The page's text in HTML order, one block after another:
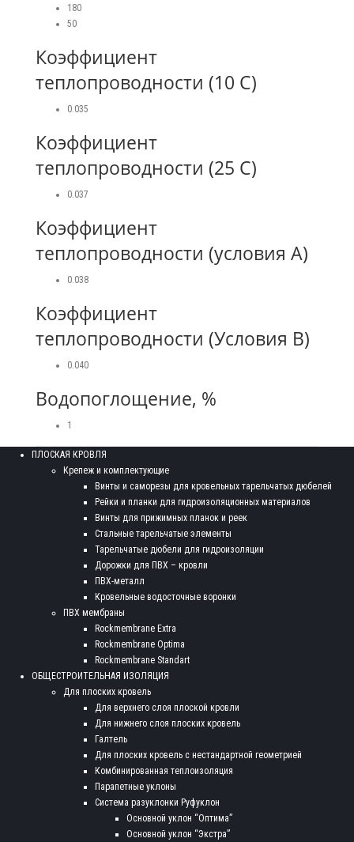
180
50
Коэффициент
теплопроводности (10 С)
0.035
Коэффициент
теплопроводности (25 С)
0.037
Коэффициент
теплопроводности (условия А)
0.038
Коэффициент
теплопроводности (Условия В)
0.040
Водопоглощение, %
1
ПЛОСКАЯ КРОВЛЯ
Крепеж и комплектующие
Винты и саморезы для кровельных тарельчатых дюбелей
Рейки и планки для гидроизоляционных материалов
Винты для прижимных планок и реек
Стальные тарельчатые элементы
Тарельчатые дюбели для гидроизоляции
Дорожки для ПВХ – кровли
ПВХ-металл
Кровельные водосточные воронки
ПВХ мембраны
Rockmembrane Extra
Rockmembrane Optima
Rockmembrane Standart
ОБЩЕСТРОИТЕЛЬНАЯ ИЗОЛЯЦИЯ
Для плоских кровель
Для верхнего слоя плоской кровли
Для нижнего слоя плоских кровель
Галтель
Для плоских кровель с нестандартной геометрией
Комбинированная теплоизоляция
Парапетные уклоны
Система разуклонки Руфуклон
Основной уклон “Оптима”
Основной уклон “Экстра”